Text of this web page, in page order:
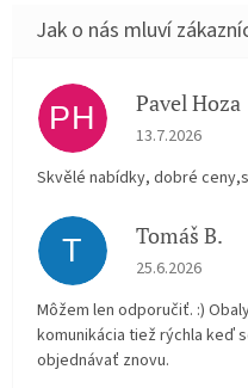
PH Pavel Hoza
Hodnocení
13.7.2026
Skvělé nabídky, dobré
T Tomáš B.
Hodnocení
25.6.2026
Môžem len odporučiť. :)
komunikácia tiež rýchla keď
objednávať znovu.